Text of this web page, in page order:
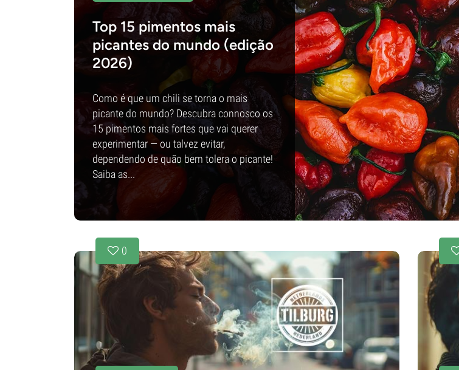
Top 15 pimentos mais
picantes do mundo (edição
2026)
Como é que um chili se torna o mais
picante do mundo? Descubra connosco os
15 pimentos mais fortes que vai querer
experimentar — ou talvez evitar,
dependendo de quão bem tolera o picante!
Saiba as...
0